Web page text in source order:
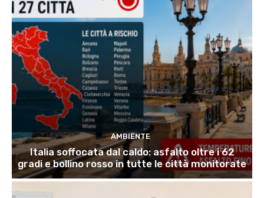
AMBIENTE
Italia soffocata dal caldo: asfalto oltre i 62
gradi e bollino rosso in tutte le città monitorate